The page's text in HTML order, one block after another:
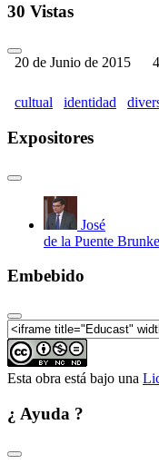
30 Vistas
20 de Junio de 2015
cultual identidad
Expositores
José
de la Puente Brunke
Embebido
Esta obra está bajo una
¿ Ayuda ?